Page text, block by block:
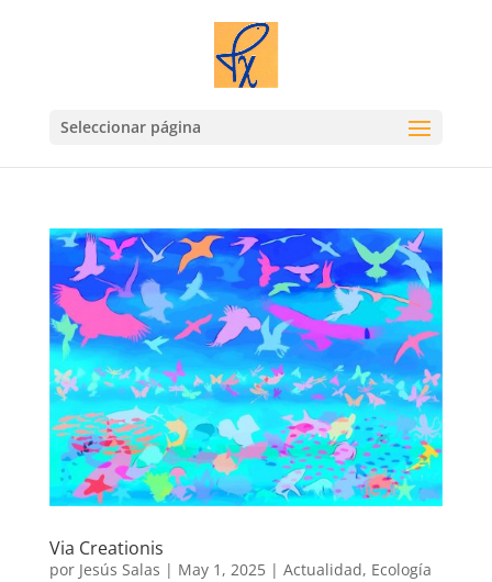
Seleccionar página
Via Creationis
por Jesús Salas | May 1, 2025| Actualidad, Ecología